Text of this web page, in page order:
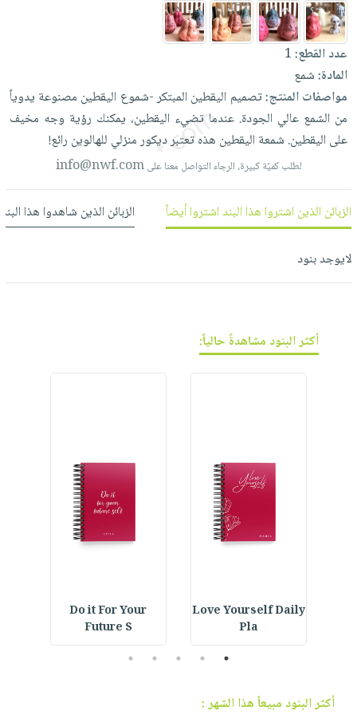
العناية
بالأسنان
الحمية
والتغذية
أدوات
المائدة
الأوعية
والتخزين
أدوات
المطبخ
الأكثر
مبيعاً
العودة
للمدارس
اكسسوارات
كتب
اكسسوارات
اكسسوارات
ملابس
حقائب
بالذات
شحن
مجاني
بنود
مختارة
اشتراكات
كل
الاشتراكات
صندوق
القراءة
iKitab
حدود
بحث
متقدم
نيل
وفرات
عن
الشركة
الشركة
فيديوهات
حسابك
الأمنيات
عدد القطع:1
المادة:شمع
مواصفات المنتج:تصميم اليقطين المبتكر-شموع اليقطين مصنوعة يدوياً
من الشمع عالي الجودة. عندما تضيء اليقطين، يمكنك رؤية وجه مخيف
على اليقطين. شمعة اليقطين هذهتعتبرديكورمنزلي للهالوين رائع!
لطلب كميّة كبيرة، الرجاء التواصل معنا علىinfo@nwf.com
الزبائن الذين اشتروا هذا البند اشتروا أيضاً الزبائن الذين شاهدوا هذا
لايوجد بنود
أكثر البنود مشاهدةً حالياً:
Love Yourself Daily
Pla
Do it For Your
Future S
1
2
3
4
5
أكثر البنود مبيعاً هذا الشهر :